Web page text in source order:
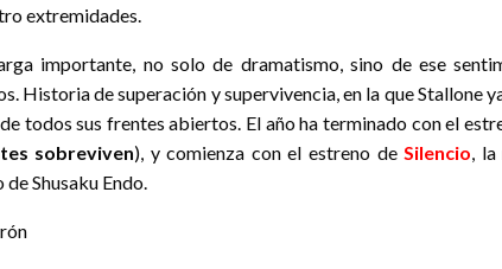
extremidades.
importante, no solo de dramatismo, sino de ese
Historia de superación y supervivencia, en la que Stallone
todos sus frentes abiertos. El año ha terminado con el
sobreviven), y comienza con el estreno deSilencio, la
Shusaku Endo.